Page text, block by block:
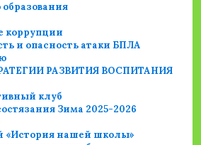
коррупции
и опасность атаки БПЛА
РАЗВИТИЯ ВОСПИТАНИЯ
клуб
Зима 2025-2026
нашей школы»